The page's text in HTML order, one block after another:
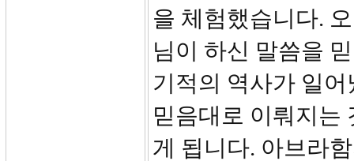
을 체험했습니다.
님이 하신 말씀을
기적의 역사가 일
믿음대로 이뤄지는
게 됩니다. 아브라